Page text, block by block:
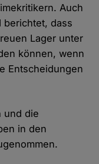
Auch
berichtet, dass
Lager unter
können, wenn
Entscheidungen
und die
in den